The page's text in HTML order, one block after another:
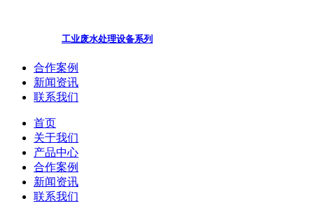
工业废水处理设备系列
合作案例
新闻资讯
联系我们
首页
关于我们
产品中心
合作案例
新闻资讯
联系我们